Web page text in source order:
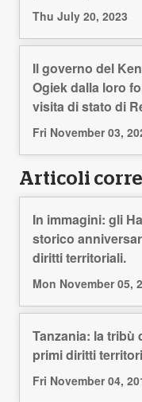
Thu July 20, 2023
Il governo del
Ogiek dalla loro
visita di stato di
Fri November 03,
Articoli
In immagini: gli
storico
diritti territoriali.
Mon November 05,
Tanzania: la tribù
primi diritti
Fri November 04,